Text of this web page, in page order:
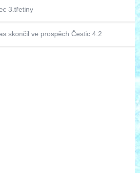
3.třetiny
skončil ve prospěch Čestic 4:2